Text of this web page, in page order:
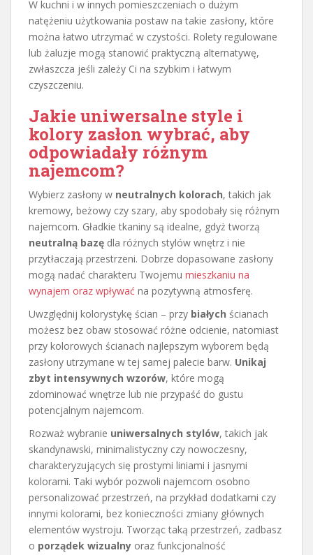
W kuchni i w innych pomieszczeniach o dużym
natężeniu użytkowania postaw na takie zasłony, które
można łatwo utrzymać w czystości. Rolety regulowane
lub żaluzje mogą stanowić praktyczną alternatywę,
zwłaszcza jeśli zależy Ci na szybkim i łatwym
czyszczeniu.
Jakie uniwersalne style i
kolory zasłon wybrać, aby
odpowiadały różnym
najemcom?
Wybierz zasłony w neutralnych kolorach, takich jak
kremowy, beżowy czy szary, aby spodobały się różnym
najemcom. Gładkie tkaniny są idealne, gdyż tworzą
neutralną bazę dla różnych stylów wnętrz i nie
przytłaczają przestrzeni. Dobrze dopasowane zasłony
mogą nadać charakteru Twojemu mieszkaniu na
wynajem oraz wpływać na pozytywną atmosferę.
Uwzględnij kolorystykę ścian – przy białych ścianach
możesz bez obaw stosować różne odcienie, natomiast
przy kolorowych ścianach najlepszym wyborem będą
zasłony utrzymane w tej samej palecie barw. Unikaj
zbyt intensywnych wzorów, które mogą
zdominować wnętrze lub nie przypaść do gustu
potencjalnym najemcom.
Rozważ wybranie uniwersalnych stylów, takich jak
skandynawski, minimalistyczny czy nowoczesny,
charakteryzujących się prostymi liniami i jasnymi
kolorami. Taki wybór pozwoli najemcom osobno
personalizować przestrzeń, na przykład dodatkami czy
innymi kolorami, bez konieczności zmiany głównych
elementów wystroju. Tworząc taką przestrzeń, zadbasz
o porządek wizualny oraz funkcjonalność